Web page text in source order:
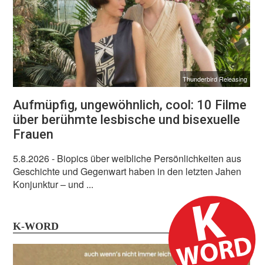
Thunderbird Releasing
Aufmüpfig, ungewöhnlich, cool: 10 Filme
über berühmte lesbische und bisexuelle
Frauen
5.8.2026- Biopics über weibliche Persönlichkeiten aus
Geschichte und Gegenwart haben in den letzten Jahen
Konjunktur – und ...
K-WORD